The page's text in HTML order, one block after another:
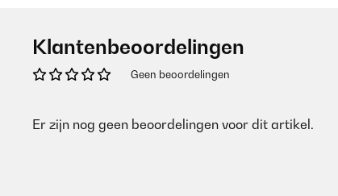
Klantenbeoordelingen
Geen beoordelingen
Er zijn nog geen beoordelingen voor dit artikel.